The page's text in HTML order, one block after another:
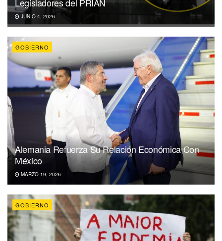
Legisladores del PRIAN
JUNIO 4, 2026
GOBIERNO
Alemania Refuerza Su Relación Económica Con
México
MARZO 19, 2026
GOBIERNO